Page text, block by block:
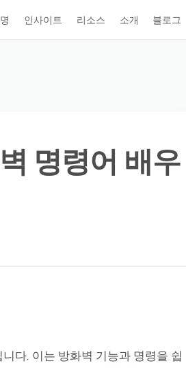
인사이트 리소스 소개 블로그
명령어 배우
다. 이는 방화벽 기능과 명령을 쉽